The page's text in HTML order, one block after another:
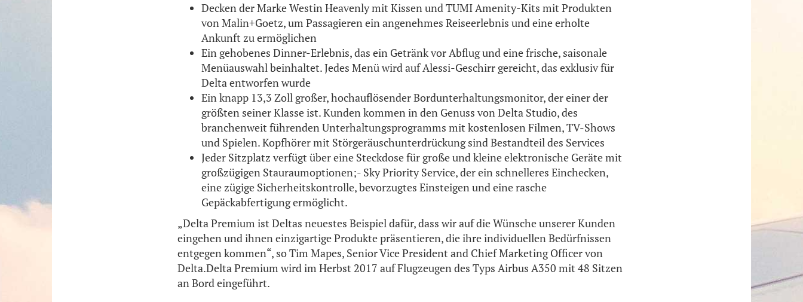
Decken der Marke Westin Heavenly mit Kissen und TUMI Amenity-Kits mit Produkten
von Malin+Goetz, um Passagieren ein angenehmes Reiseerlebnis und eine erholte
Ankunft zu ermöglichen
Ein gehobenes Dinner-Erlebnis, das ein Getränk vor Abflug und eine frische, saisonale
Menüauswahl beinhaltet. Jedes Menü wird auf Alessi-Geschirr gereicht, das exklusiv für
Delta entworfen wurde
Ein knapp 13,3 Zoll großer, hochauflösender Bordunterhaltungsmonitor, der einer der
größten seiner Klasse ist. Kunden kommen in den Genuss von Delta Studio, des
branchenweit führenden Unterhaltungsprogramms mit kostenlosen Filmen, TV-Shows
und Spielen. Kopfhörer mit Störgeräuschunterdrückung sind Bestandteil des Services
Jeder Sitzplatz verfügt über eine Steckdose für große und kleine elektronische Geräte mit
großzügigen Stauraumoptionen;- Sky Priority Service, der ein schnelleres Einchecken,
eine zügige Sicherheitskontrolle, bevorzugtes Einsteigen und eine rasche
Gepäckabfertigung ermöglicht.
„Delta Premium ist Deltas neuestes Beispiel dafür, dass wir auf die Wünsche unserer Kunden
eingehen und ihnen einzigartige Produkte präsentieren, die ihre individuellen Bedürfnissen
entgegen kommen“, so Tim Mapes, Senior Vice President and Chief Marketing Officer von
Delta.Delta Premium wird im Herbst 2017 auf Flugzeugen des Typs Airbus A350 mit 48 Sitzen
an Bord eingeführt.